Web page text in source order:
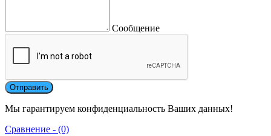
Сообщение
Мы гарантируем конфиденциальность Ваших данных!
Сравнение - (0)